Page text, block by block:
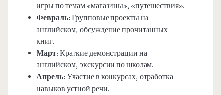
игры по темам «магазины», «путешествия».
Февраль: Групповые проекты на
английском, обсуждение прочитанных
книг.
Март: Краткие демонстрации на
английском, экскурсии по школам.
Апрель: Участие в конкурсах, отработка
навыков устной речи.